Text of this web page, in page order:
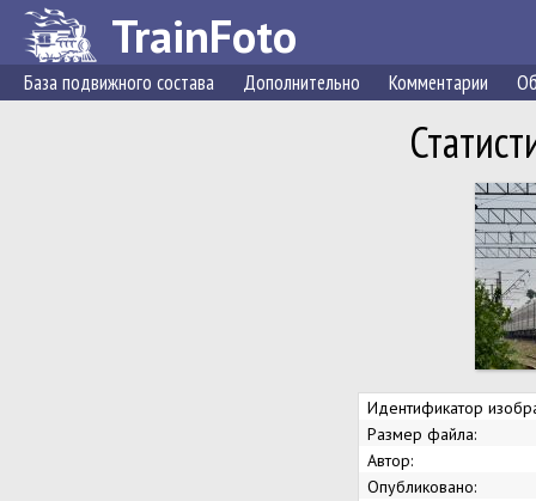
TrainFoto
База подвижного состава Дополнительно Комментарии
Идентификатор
Размер файла:
Автор:
Опубликовано: